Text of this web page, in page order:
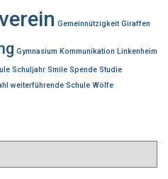
Gemeinnützigkeit Giraffen
Gymnasium Kommunikation Linkenheim
Schuljahr Smile Spende Studie
weiterführende Schule Wölfe